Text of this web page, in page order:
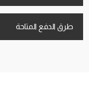
طرق الدفع المتاحة